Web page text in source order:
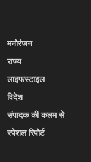
मनोरंजन
राज्य
लाइफस्टाइल
विदेश
संपादक की कलम से
स्पेशल रिपोर्ट